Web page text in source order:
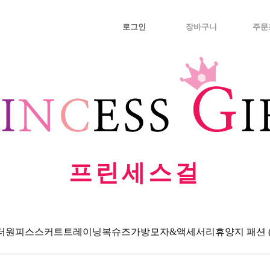
로그인 장바구니 주문
프린세스걸
원피스스커트 트레이닝복슈즈가방모자&액세서리 휴양지 패션